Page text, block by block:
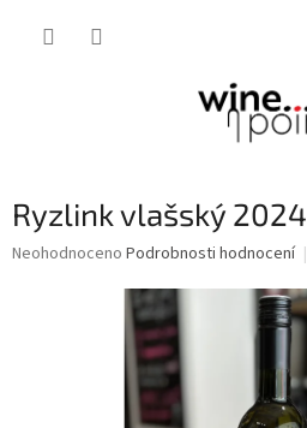
Ryzlink vlašský 2024
Průměrné
Neohodnoceno Podrobnosti hodnocení